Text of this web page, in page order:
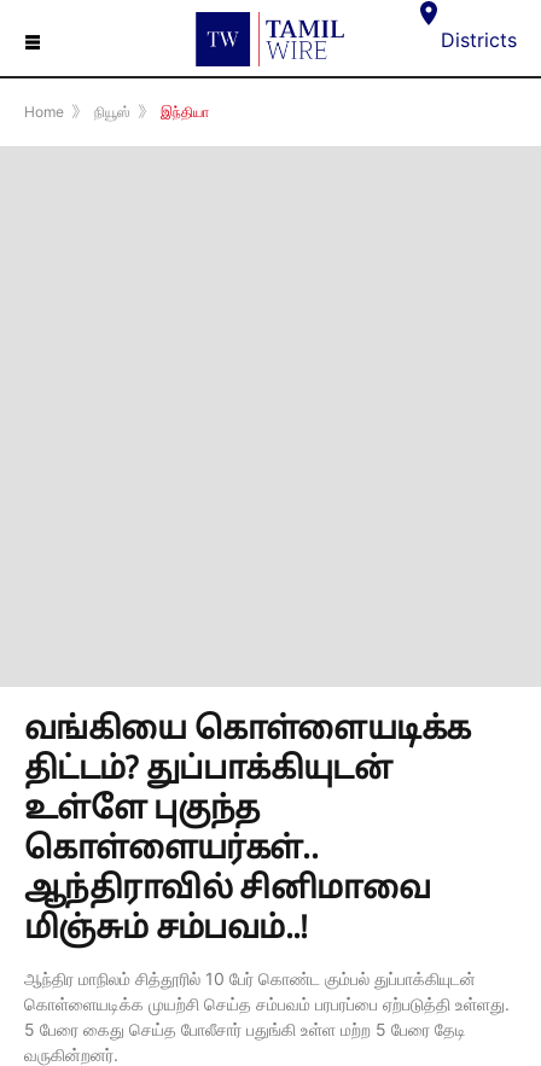
☰ Districts
Home 》 நியூஸ் 》 இந்தியா
வங்கியை கொள்ளையடிக்க
திட்டம்? துப்பாக்கியுடன்
உள்ளே புகுந்த
கொள்ளையர்கள்..
ஆந்திராவில் சினிமாவை
மிஞ்சும் சம்பவம்..!
ஆந்திர மாநிலம் சித்தூரில் 10 பேர் கொண்ட கும்பல் துப்பாக்கியுடன்
கொள்ளையடிக்க முயற்சி செய்த சம்பவம் பரபரப்பை ஏற்படுத்தி உள்ளது.
5 பேரை கைது செய்த போலீசார் பதுங்கி உள்ள மற்ற 5 பேரை தேடி
வருகின்றனர்.